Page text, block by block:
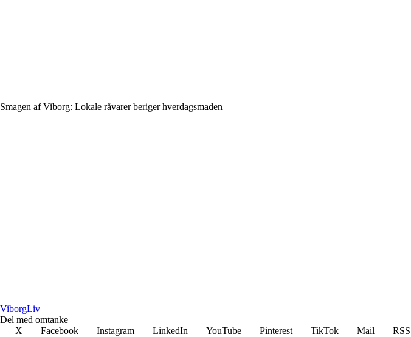
Smagen af Viborg: Lokale råvarer beriger hverdagsmaden
ViborgLiv
Del med omtanke
X
Facebook Instagram LinkedIn YouTube Pinterest TikTok Mail
RSS